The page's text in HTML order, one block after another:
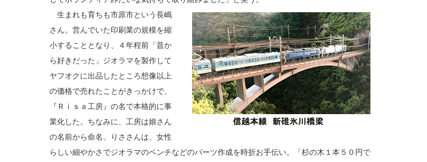
生まれも育ちも市原市という長嶋
さん。営んでいた印刷業の規模を縮
小することとなり、４年程前「昔か
ら好きだった」ジオラマを製作して
ヤフオクに出品したところ想像以上
の価格で売れたことがきっかけで、
『Ｒｉｓａ工房』の名で本格的に事
業化した。ちなみに、工房は娘さん
の名前から命名。りささんは、女性
らしい細やかさでジオラマのベンチなどのパーツ作成を時折お手伝い。「杉の木１本５０円で